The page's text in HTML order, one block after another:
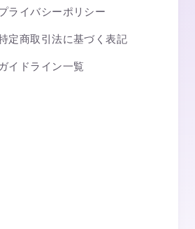
ライバシーポリシー
定商取引法に基づく表記
ガイドライン一覧